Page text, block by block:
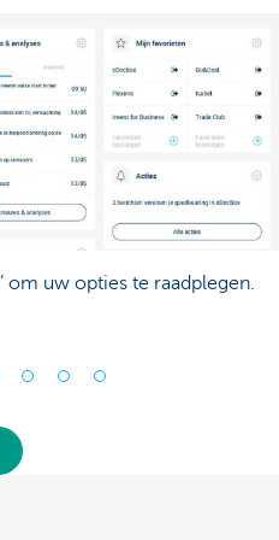
’ om uw opties te raadplegen.